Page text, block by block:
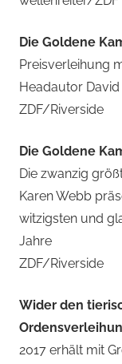
Die Goldene
Preisverleihung
Headautor
ZDF/Riverside
Die Goldene
Die zwanzig
Karen Webb
witzigsten und
Jahre
ZDF/Riverside
Wider den
2017 erhält mit